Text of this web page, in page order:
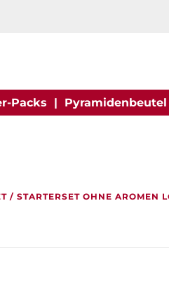
Packs | Pyramidenbeutel
/ STARTERSET OHNE AROMEN